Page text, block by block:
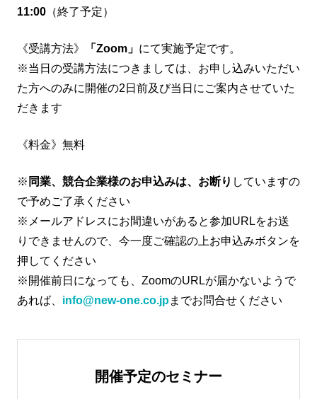
11:00 （終了予定）
《受講方法》 「Zoom」 にて実施予定です。
※当日の受講方法につきましては、お申し込みいただい
た方へのみに開催の2日前及び当日にご案内させていた
だきます
《料金》無料
※ 同業、競合企業様のお申込みは、お断り していますの
で予めご了承ください
※メールアドレスにお間違いがあると参加URLをお送
りできませんので、今一度ご確認の上お申込みボタンを
押してください
※開催前日になっても、ZoomのURLが届かないようで
あれば、 info@new-one.co.jpまでお問合せください
開催予定のセミナー